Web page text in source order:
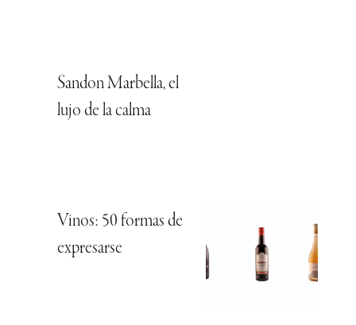
Sandon Marbella, el
lujo de la calma
Vinos: 50 formas de
expresarse